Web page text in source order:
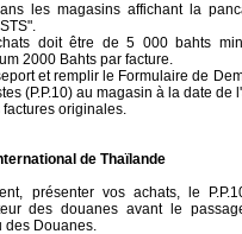
les magasins affichant la
doit être de 5 000 bahts
2000 Bahts par facture.
et remplir le Formulaire de
(P.P.10) au magasin à la date de
factures originales.
de Thaïlande
présenter vos achats, le
des douanes avant le
des Douanes.